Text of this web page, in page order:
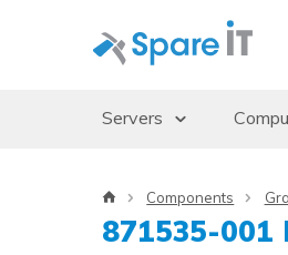
Servers
Storage Enclosures
Uninterruptible
Components
871535-001